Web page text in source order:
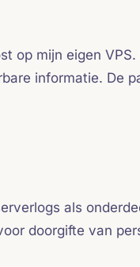
op mijn eigen
informatie. De
als
doorgifte van